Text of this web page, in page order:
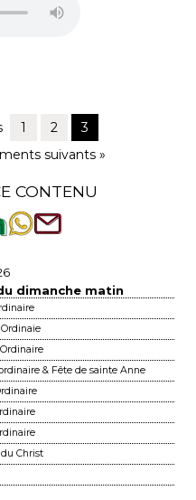
suivants »
1 2
3
CONTENU
dimanche matin
& Fête de sainte Anne
Christ